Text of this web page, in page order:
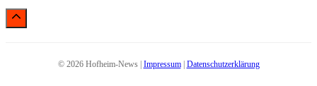
© 2026 Hofheim-News | Impressum| Datenschutzerklärung